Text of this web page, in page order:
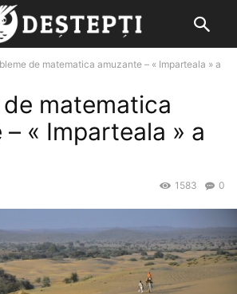
de matematica amuzante – « Imparteala » a
matematica
« Imparteala » a
0
1583